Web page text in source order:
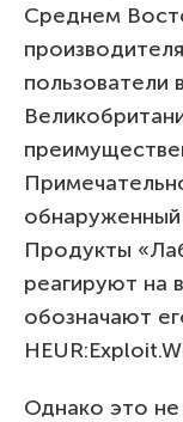
Среднем
обнаруженный
Продукты
реагируют на
обозначают
Однако это не